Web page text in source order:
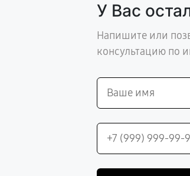
У Вас
Напишите или
консультацию по